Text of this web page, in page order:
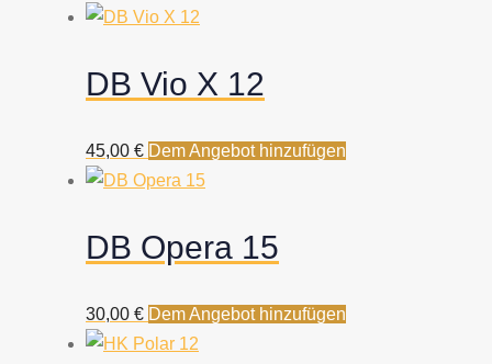
DB Vio X 12
45,00 € Dem Angebot hinzufügen
DB Opera 15
30,00 € Dem Angebot hinzufügen